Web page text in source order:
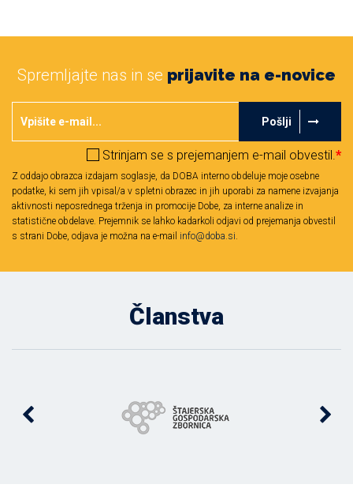
Spremljajte nas in se prijavite na e-novice
Pošlji
Strinjam se s prejemanjem e-mail obvestil.*
Z oddajo obrazca izdajam soglasje, da DOBA interno obdeluje moje osebne
podatke, ki sem jih vpisal/a v spletni obrazec in jih uporabi za namene izvajanja
aktivnosti neposrednega trženja in promocije Dobe, za interne analize in
statistične obdelave. Prejemnik se lahko kadarkoli odjavi od prejemanja obvestil
s strani Dobe, odjava je možna na e-mail info@doba.si.
Članstva